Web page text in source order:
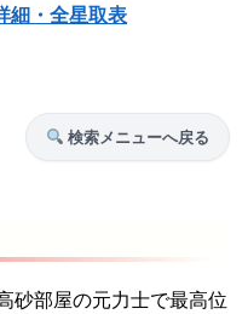
細・全星取表
検索メニューへ戻る
砂部屋の元力士で最高位